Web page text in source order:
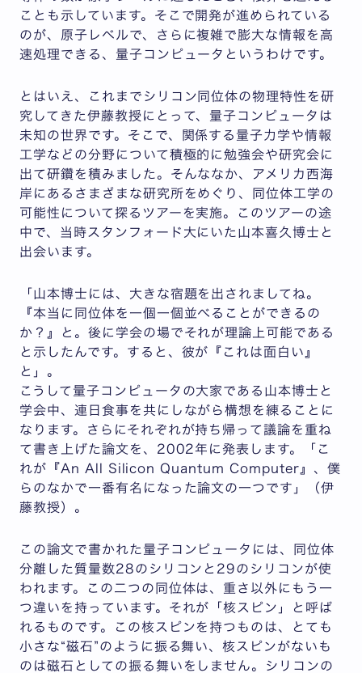
ことも示しています。そこで開発が進められている
のが、原子レベルで、さらに複雑で膨大な情報を高
速処理できる、量子コンピュータというわけです。
とはいえ、これまでシリコン同位体の物理特性を研
究してきた伊藤教授にとって、量子コンピュータは
未知の世界です。そこで、関係する量子力学や情報
工学などの分野について積極的に勉強会や研究会に
出て研鑽を積みました。そんななか、アメリカ西海
岸にあるさまざまな研究所をめぐり、同位体工学の
可能性について探るツアーを実施。このツアーの途
中で、当時スタンフォード大にいた山本喜久博士と
出会います。
「山本博士には、大きな宿題を出されましてね。
『本当に同位体を一個一個並べることができるの
か？』と。後に学会の場でそれが理論上可能である
と示したんです。すると、彼が『これは面白い』
と」。
こうして量子コンピュータの大家である山本博士と
学会中、連日食事を共にしながら構想を練ることに
なります。さらにそれぞれが持ち帰って議論を重ね
て書き上げた論文を、2002年に発表します。「こ
れが『An All Silicon Quantum Computer』、僕
らのなかで一番有名になった論文の一つです」（伊
藤教授）。
この論文で書かれた量子コンピュータには、同位体
分離した質量数28のシリコンと29のシリコンが使
われます。この二つの同位体は、重さ以外にもう一
つ違いを持っています。それが「核スピン」と呼ば
れるものです。この核スピンを持つものは、とても
小さな“磁石”のように振る舞い、核スピンがないも
のは磁石としての振る舞いをしません。シリコンの